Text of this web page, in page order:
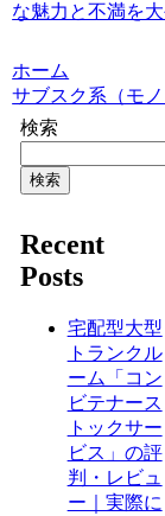
な魅力と不満を
ホーム
サブスク系（モ
検索
検索
Recent
Posts
宅配型大型
トランクル
ーム「コン
ビテナース
トックサー
ビス」の評
判・レビュ
ー｜実際に